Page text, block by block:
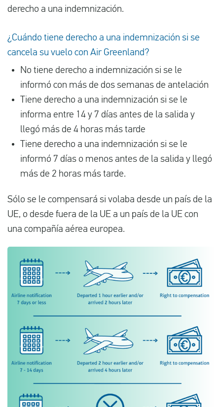
derecho a una indemnización.
¿Cuándo tiene derecho a una indemnización si se
cancela su vuelo con Air Greenland?
No tiene derecho a indemnización si se le
informó con más de dos semanas de antelación
Tiene derecho a una indemnización si se le
informa entre 14 y 7 días antes de la salida y
llegó más de 4 horas más tarde
Tiene derecho a una indemnización si se le
informó 7 días o menos antes de la salida y llegó
más de 2 horas más tarde.
Sólo se le compensará si volaba desde un país de la
UE, o desde fuera de la UE a un país de la UE con
una compañía aérea europea.